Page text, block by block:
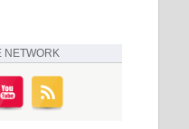
NETWORK